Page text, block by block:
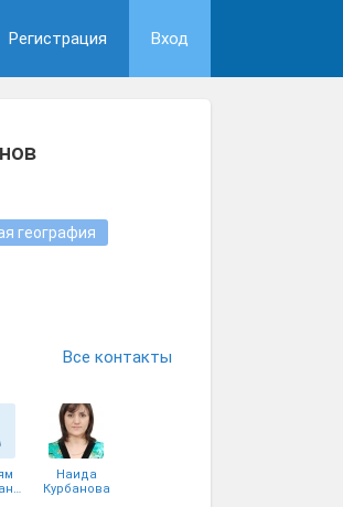
Регистрация Вход
география
Все контакты
Рамалданова
Наида
Курбанова